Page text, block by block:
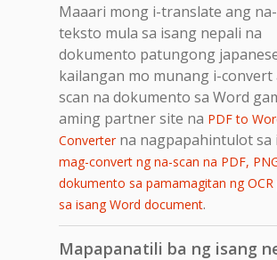
Maaari mong i-translate ang
teksto mula sa isang nepali na
dokumento patungong
kailangan mo munang i-convert
scan na dokumento sa Word
aming partner site na PDF to
Converterna nagpapahintulot sa
mag-convert ng na-scan na PDF,
dokumento sa pamamagitan ng
sa isang Word document.
Mapapanatili ba ng isang